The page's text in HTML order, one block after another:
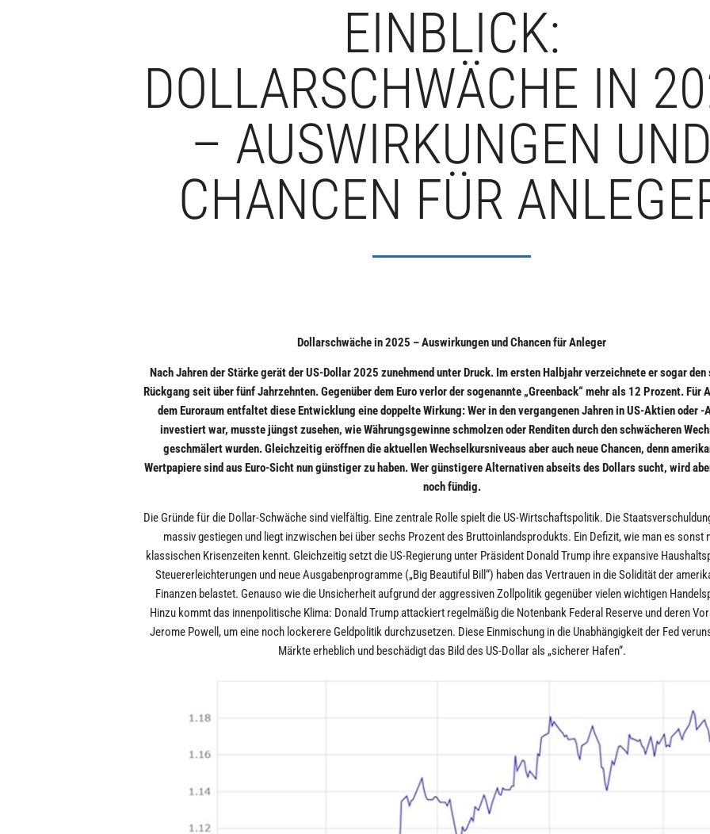
EINBLICK:
DOLLARSCHWÄCHE IN
– AUSWIRKUNGEN
CHANCEN FÜR
Dollarschwäche in 2025 – Auswirkungen und Chancen für Anleger
Nach Jahren der Stärke gerät der US-Dollar 2025 zunehmend unter Druck. Im ersten Halbjahr verzeichnete er sogar
Rückgang seit über fünf Jahrzehnten. Gegenüber dem Euro verlor der sogenannte „Greenback“ mehr als 12 Prozent. Für
dem Euroraum entfaltet diese Entwicklung eine doppelte Wirkung: Wer in den vergangenen Jahren in US-Aktien oder -
investiert war, musste jüngst zusehen, wie Währungsgewinne schmolzen oder Renditen durch den schwächeren
geschmälert wurden. Gleichzeitig eröffnen die aktuellen Wechselkursniveaus aber auch neue Chancen, denn
Wertpapiere sind aus Euro-Sicht nun günstiger zu haben. Wer günstigere Alternativen abseits des Dollars sucht, wird
noch fündig.
Die Gründe für die Dollar-Schwäche sind vielfältig. Eine zentrale Rolle spielt die US-Wirtschaftspolitik. Die
massiv gestiegen und liegt inzwischen bei über sechs Prozent des Bruttoinlandsprodukts. Ein Defizit, wie man es sonst
klassischen Krisenzeiten kennt. Gleichzeitig setzt die US-Regierung unter Präsident Donald Trump ihre expansive
Steuererleichterungen und neue Ausgabenprogramme („Big Beautiful Bill“) haben das Vertrauen in die Solidität der
Finanzen belastet. Genauso wie die Unsicherheit aufgrund der aggressiven Zollpolitik gegenüber vielen wichtigen
Hinzu kommt das innenpolitische Klima: Donald Trump attackiert regelmäßig die Notenbank Federal Reserve und deren
Jerome Powell, um eine noch lockerere Geldpolitik durchzusetzen. Diese Einmischung in die Unabhängigkeit der Fed
Märkte erheblich und beschädigt das Bild des US-Dollar als „sicherer Hafen“.